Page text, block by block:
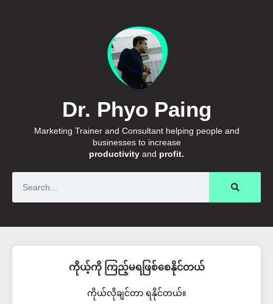
Dr. Phyo Paing
Marketing Trainer and Consultant helping people and
businesses to increase
productivity and profit.
ကိုယ့်ကို ကြည့်မရဖြစ်စေနိုင်တယ်
ကိုယ်လိုချင်တာ ရနိုင်တယ်။